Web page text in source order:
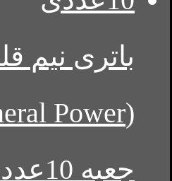
باتری نیم
جعبه 10عددی